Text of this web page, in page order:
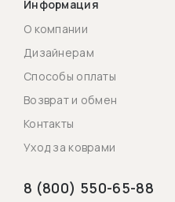
Информация
О компании
Дизайнерам
Способы оплаты
Возврат и обмен
Контакты
Уход за коврами
8 (800) 550-65-88